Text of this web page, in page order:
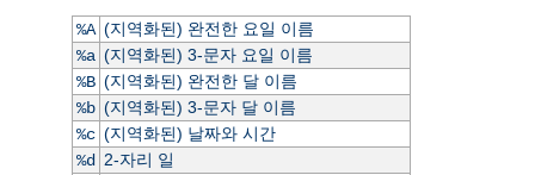
%A (지역화된) 완전한 요일 이름
%a (지역화된) 3-문자 요일 이름
%B (지역화된) 완전한 달 이름
%b (지역화된) 3-문자 달 이름
%c (지역화된) 날짜와 시간
%d 2-자리 일